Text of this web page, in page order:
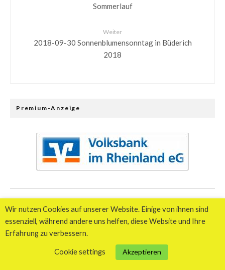
Sommerlauf
Weiter
2018-09-30 Sonnenblumensonntag in Büderich
2018
Premium-Anzeige
Premiumpräsentation im Standort Meerbusch –
Branchenverzeichnis
Wir nutzen Cookies auf unserer Website. Einige von ihnen sind
essenziell, während andere uns helfen, diese Website und Ihre
Erfahrung zu verbessern.
Cookie settings Akzeptieren